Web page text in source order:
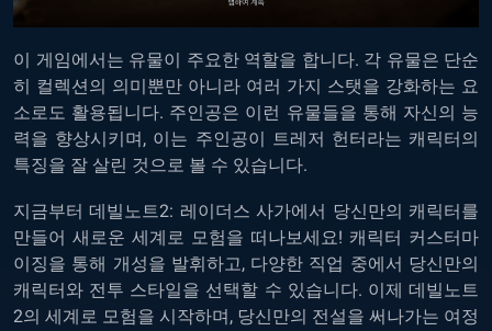
이 게임에서는 유물이 주요한 역할을 합니다. 각 유물은 단순
히 컬렉션의 의미뿐만 아니라 여러 가지 스탯을 강화하는 요
소로도 활용됩니다. 주인공은 이런 유물들을 통해 자신의 능
력을 향상시키며, 이는 주인공이 트레저 헌터라는 캐릭터의
특징을 잘 살린 것으로 볼 수 있습니다.
지금부터 데빌노트2: 레이더스 사가에서 당신만의 캐릭터를
만들어 새로운 세계로 모험을 떠나보세요! 캐릭터 커스터마
이징을 통해 개성을 발휘하고, 다양한 직업 중에서 당신만의
캐릭터와 전투 스타일을 선택할 수 있습니다. 이제 데빌노트
2의 세계로 모험을 시작하며, 당신만의 전설을 써나가는 여정